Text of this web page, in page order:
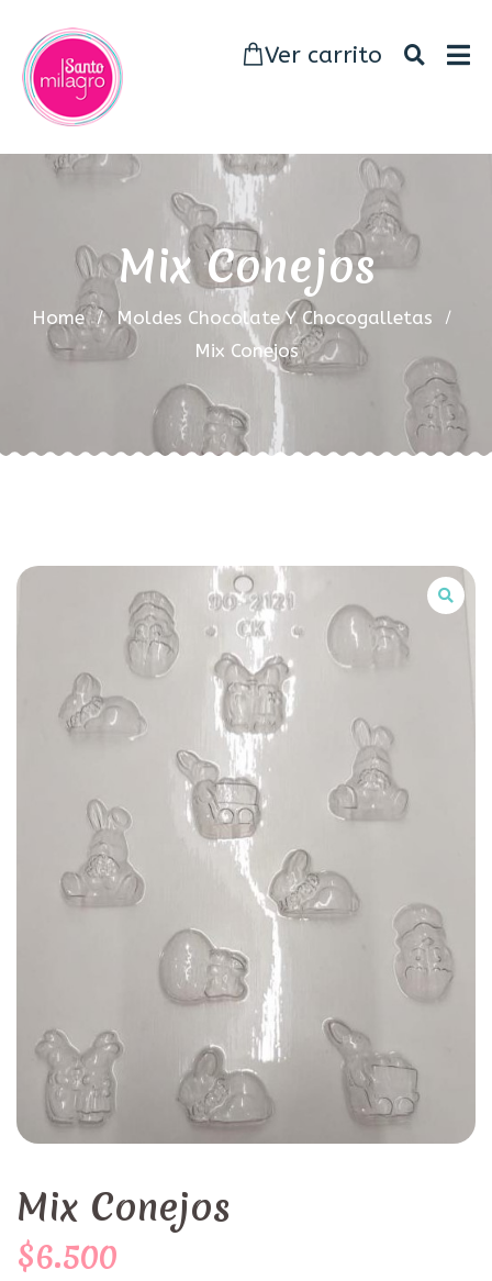
Ver carrito
Mix Conejos
Home
Moldes Chocolate Y Chocogalletas
Mix Conejos
Mix Conejos
$6.500